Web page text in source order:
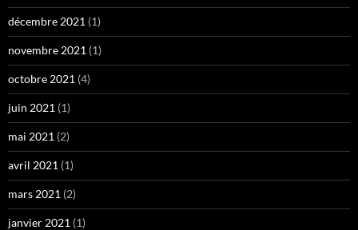
décembre 2021 (1)
novembre 2021 (1)
octobre 2021 (4)
juin 2021 (1)
mai 2021 (2)
avril 2021 (1)
mars 2021 (2)
janvier 2021 (1)